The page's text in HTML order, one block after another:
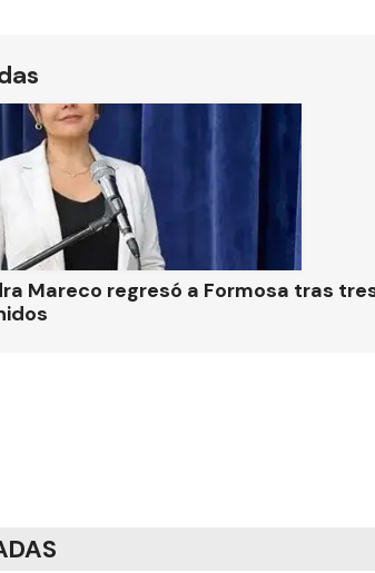
Mareco regresó a Formosa tras